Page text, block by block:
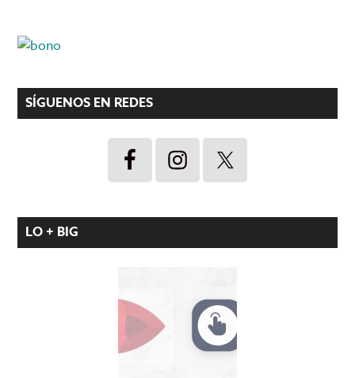
SÍGUENOS EN REDES
LO + BIG